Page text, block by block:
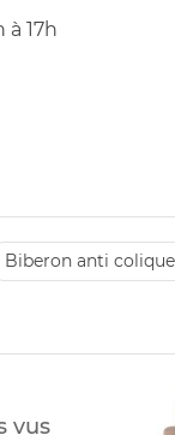
à 17h
biberon anti
vus